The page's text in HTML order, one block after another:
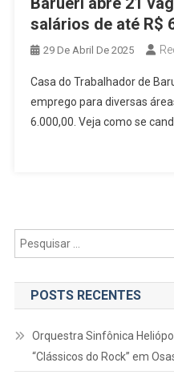
salários de até R$
29 De Abril De 2025
Casa do Trabalhador de
emprego para diversas
6.000,00. Veja como se
POSTS RECENTES
Orquestra Sinfônica
“Clássicos do Rock” em